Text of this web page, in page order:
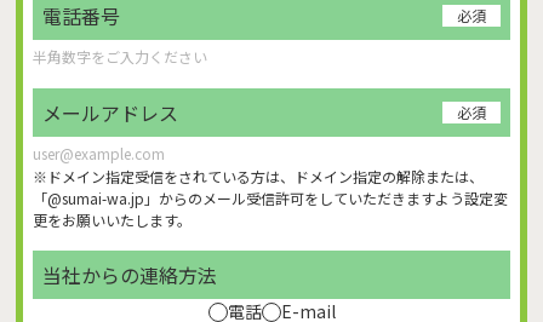
電話番号 必須
メールアドレス 必須
※ドメイン指定受信をされている方は、ドメイン指定の解除または、
「@sumai-wa.jp」からのメール受信許可をしていただきますよう設定変
更をお願いいたします。
当社からの連絡方法
電話 E-mail